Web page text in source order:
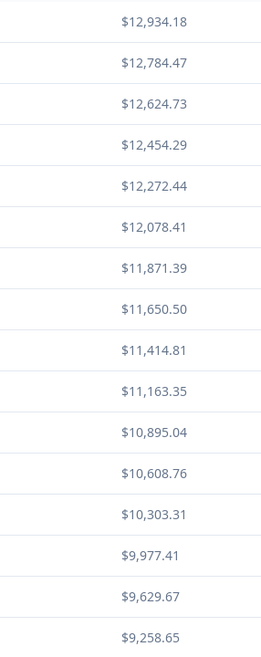
$12,934.18
$12,784.47
$12,624.73
$12,454.29
$12,272.44
$12,078.41
$11,871.39
$11,650.50
$11,414.81
$11,163.35
$10,895.04
$10,608.76
$10,303.31
$9,977.41
$9,629.67
$9,258.65